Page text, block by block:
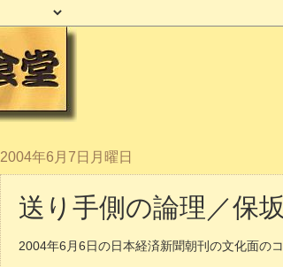
2004年6月7日月曜日
送り手側の論理／保
2004年6月6日の日本経済新聞朝刊の文化面の